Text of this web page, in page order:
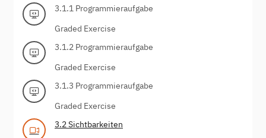
3.1.1 Programmieraufgabe
Graded Exercise
3.1.2 Programmieraufgabe
Graded Exercise
3.1.3 Programmieraufgabe
Graded Exercise
3.2 Sichtbarkeiten